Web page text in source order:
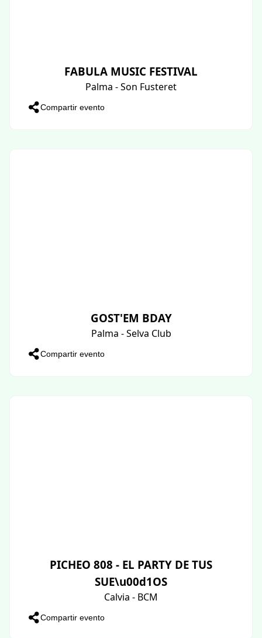
FABULA MUSIC FESTIVAL
Palma - Son Fusteret
Compartir evento
GOST'EM BDAY
Palma - Selva Club
Compartir evento
PICHEO 808 - EL PARTY DE TUS
SUE\u00d1OS
Calvia - BCM
Compartir evento